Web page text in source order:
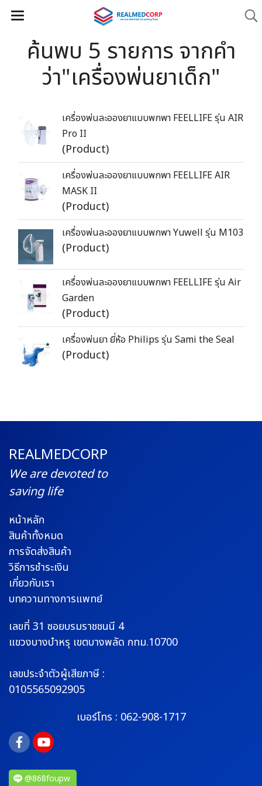
ค้นพบ 5 รายการ จากคำ
ว่า"เครื่องพ่นยาเด็ก"
เครื่องพ่นละอองยาแบบพกพา FEELLIFE รุ่น AIR
Pro II
(Product)
เครื่องพ่นละอองยาแบบพกพา FEELLIFE AIR
MASK II
(Product)
เครื่องพ่นละอองยาแบบพกพา Yuwell รุ่น M103
(Product)
เครื่องพ่นละอองยาแบบพกพา FEELLIFE รุ่น Air
Garden
(Product)
เครื่องพ่นยา ยี่ห้อ Philips รุ่น Sami the Seal
(Product)
REALMEDCORP
We are devoted to
saving life
หน้าหลัก
สินค้าทั้งหมด
การจัดส่งสินค้า
วิธีการชำระเงิน
เกี่ยวกับเรา
บทความทางการแพทย์
เลขที่ 31 ซอยบรมราชชนนี 4
แขวงบางบำหรุ เขตบางพลัด กทม.10700
เลขประจำตัวผู้เสียภาษี :
0105565092905
เบอร์โทร : 062-908-1717
@868foupw